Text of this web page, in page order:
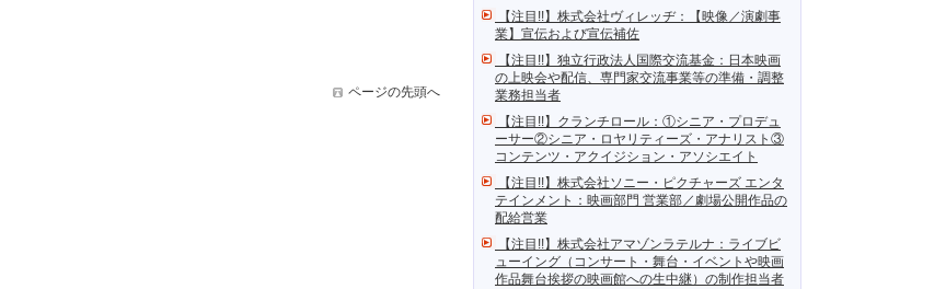
【注目!!】株式会社ヴィレッヂ：【映像／演劇事
業】宣伝および宣伝補佐
【注目!!】独立行政法人国際交流基金：日本映画
の上映会や配信、専門家交流事業等の準備・調整
業務担当者
【注目!!】クランチロール：①シニア・プロデュ
ーサー②シニア・ロヤリティーズ・アナリスト③
コンテンツ・アクイジション・アソシエイト
【注目!!】株式会社ソニー・ピクチャーズ エンタ
テインメント：映画部門 営業部／劇場公開作品の
配給営業
【注目!!】株式会社アマゾンラテルナ：ライブビ
ューイング（コンサート・舞台・イベントや映画
作品舞台挨拶の映画館への生中継）の制作担当者
ページの先頭へ